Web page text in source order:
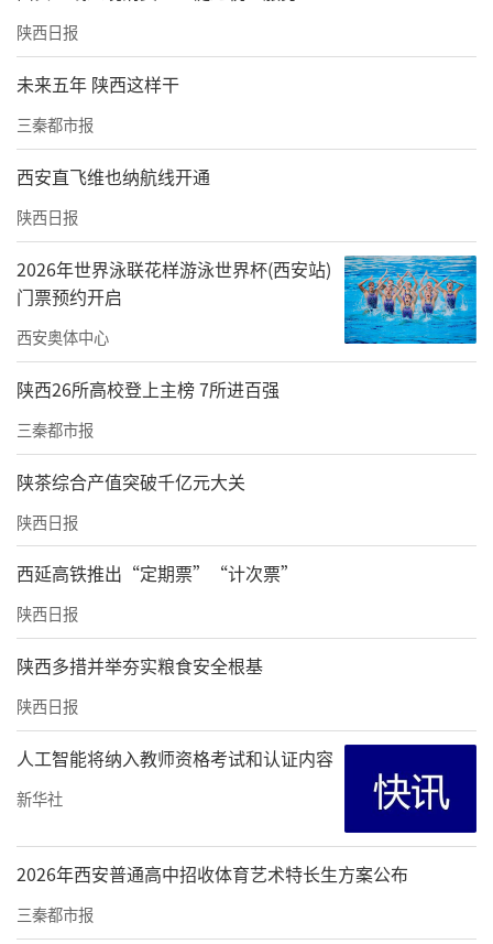
里，你可以看到各年龄层、各行各业的人们都
在专注地阅读，无论是大爷大妈，还是小孩，
都被这份氛围所感染，静静地享受阅读的乐
趣。这种氛围，让人仿佛找到了久违的书友圈
子，感受到了文化的温暖和力量。
霸城门站
作为汉长安城东边偏南的城门，霸城门站见证
了西安的沧桑巨变。从这道青色城门出站，你
就能感受到古城西安的历史韵味。
陕西日报
未来五年 陕西这样干
三秦都市报
西安直飞维也纳航线开通
陕西日报
2026年世界泳联花样游泳世界杯(西安站)
门票预约开启
西安奥体中心
陕西26所高校登上主榜 7所进百强
三秦都市报
陕茶综合产值突破千亿元大关
陕西日报
西延高铁推出“定期票”“计次票”
陕西日报
陕西多措并举夯实粮食安全根基
陕西日报
人工智能将纳入教师资格考试和认证内容
新华社
2026年西安普通高中招收体育艺术特长生方案公布
三秦都市报